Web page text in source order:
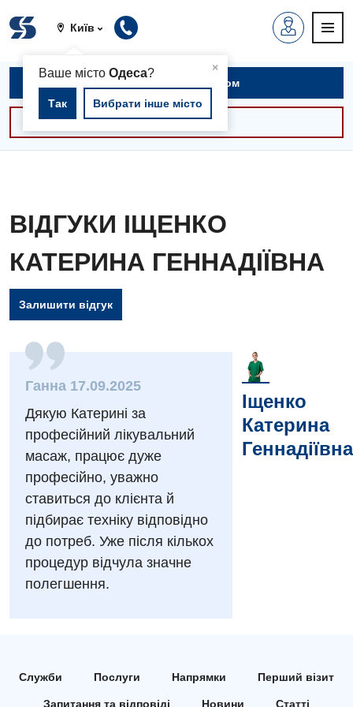
Київ
×
Ваше містоОдеса?
Так Вибрати інше місто
Заходи БПР
Енциклопедія
Програма лояльності
Відгуки
Відео
Діагностика
Ендоскопічне відділення
Інструментальна діагностика
Рентгенографія
УЗД
Для дорослих
Декларування
Національний скринінг здоров’я 40+
Записатися на прийом
Консультації -30%
ВІДГУКИ ІЩЕНКО
КАТЕРИНА ГЕННАДІЇВНА
Залишити відгук
Ганна 17.09.2025
Дякую Катерині за
професійний лікувальний
масаж, працює дуже
професійно, уважно
ставиться до клієнта й
підбирає техніку відповідно
до потреб. Уже після кількох
процедур відчула значне
полегшення.
Іщенко
Катерина
Геннадіївна
Служби Послуги Напрямки Перший візит
Запитання та відповіді Новини Статті